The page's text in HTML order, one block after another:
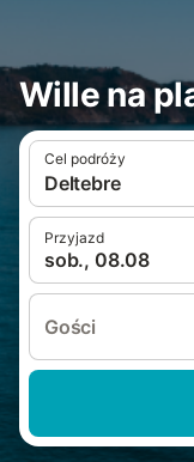
Wille na
Cel podróży
Deltebre
Przyjazd
sob., 08.08
Gości